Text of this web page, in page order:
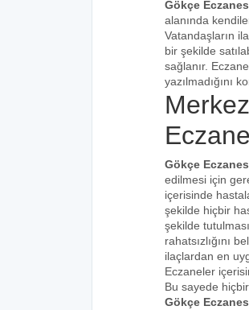
Gökçe
alanında
Vatandaşların
bir şekilde
sağlanır.
yazılmadığını
Gökçe
edilmesi için
içerisinde
şekilde hiçbir
şekilde
rahatsızlığını
ilaçlardan en
Eczaneler
Bu sayede
Gökçe